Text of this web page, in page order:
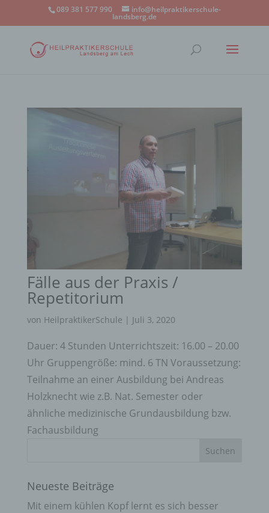
089 381 577 990 info@heilpraktikerschule-
landsberg.de
Fälle aus der Praxis /
Repetitorium
von HeilpraktikerSchule | Juli 3, 2020
Dauer: 4 Stunden Unterrichtszeit: 16.00 – 20.00
Uhr Gruppengröße: mind. 6 TN Voraussetzung:
Teilnahme an einer Ausbildung bei Andreas
Holzknecht wie z.B. Nat. Semester oder
ähnliche medizinische Grundausbildung bzw.
Fachausbildung
Neueste Beiträge
Mit einem kühlen Kopf lernt es sich besser